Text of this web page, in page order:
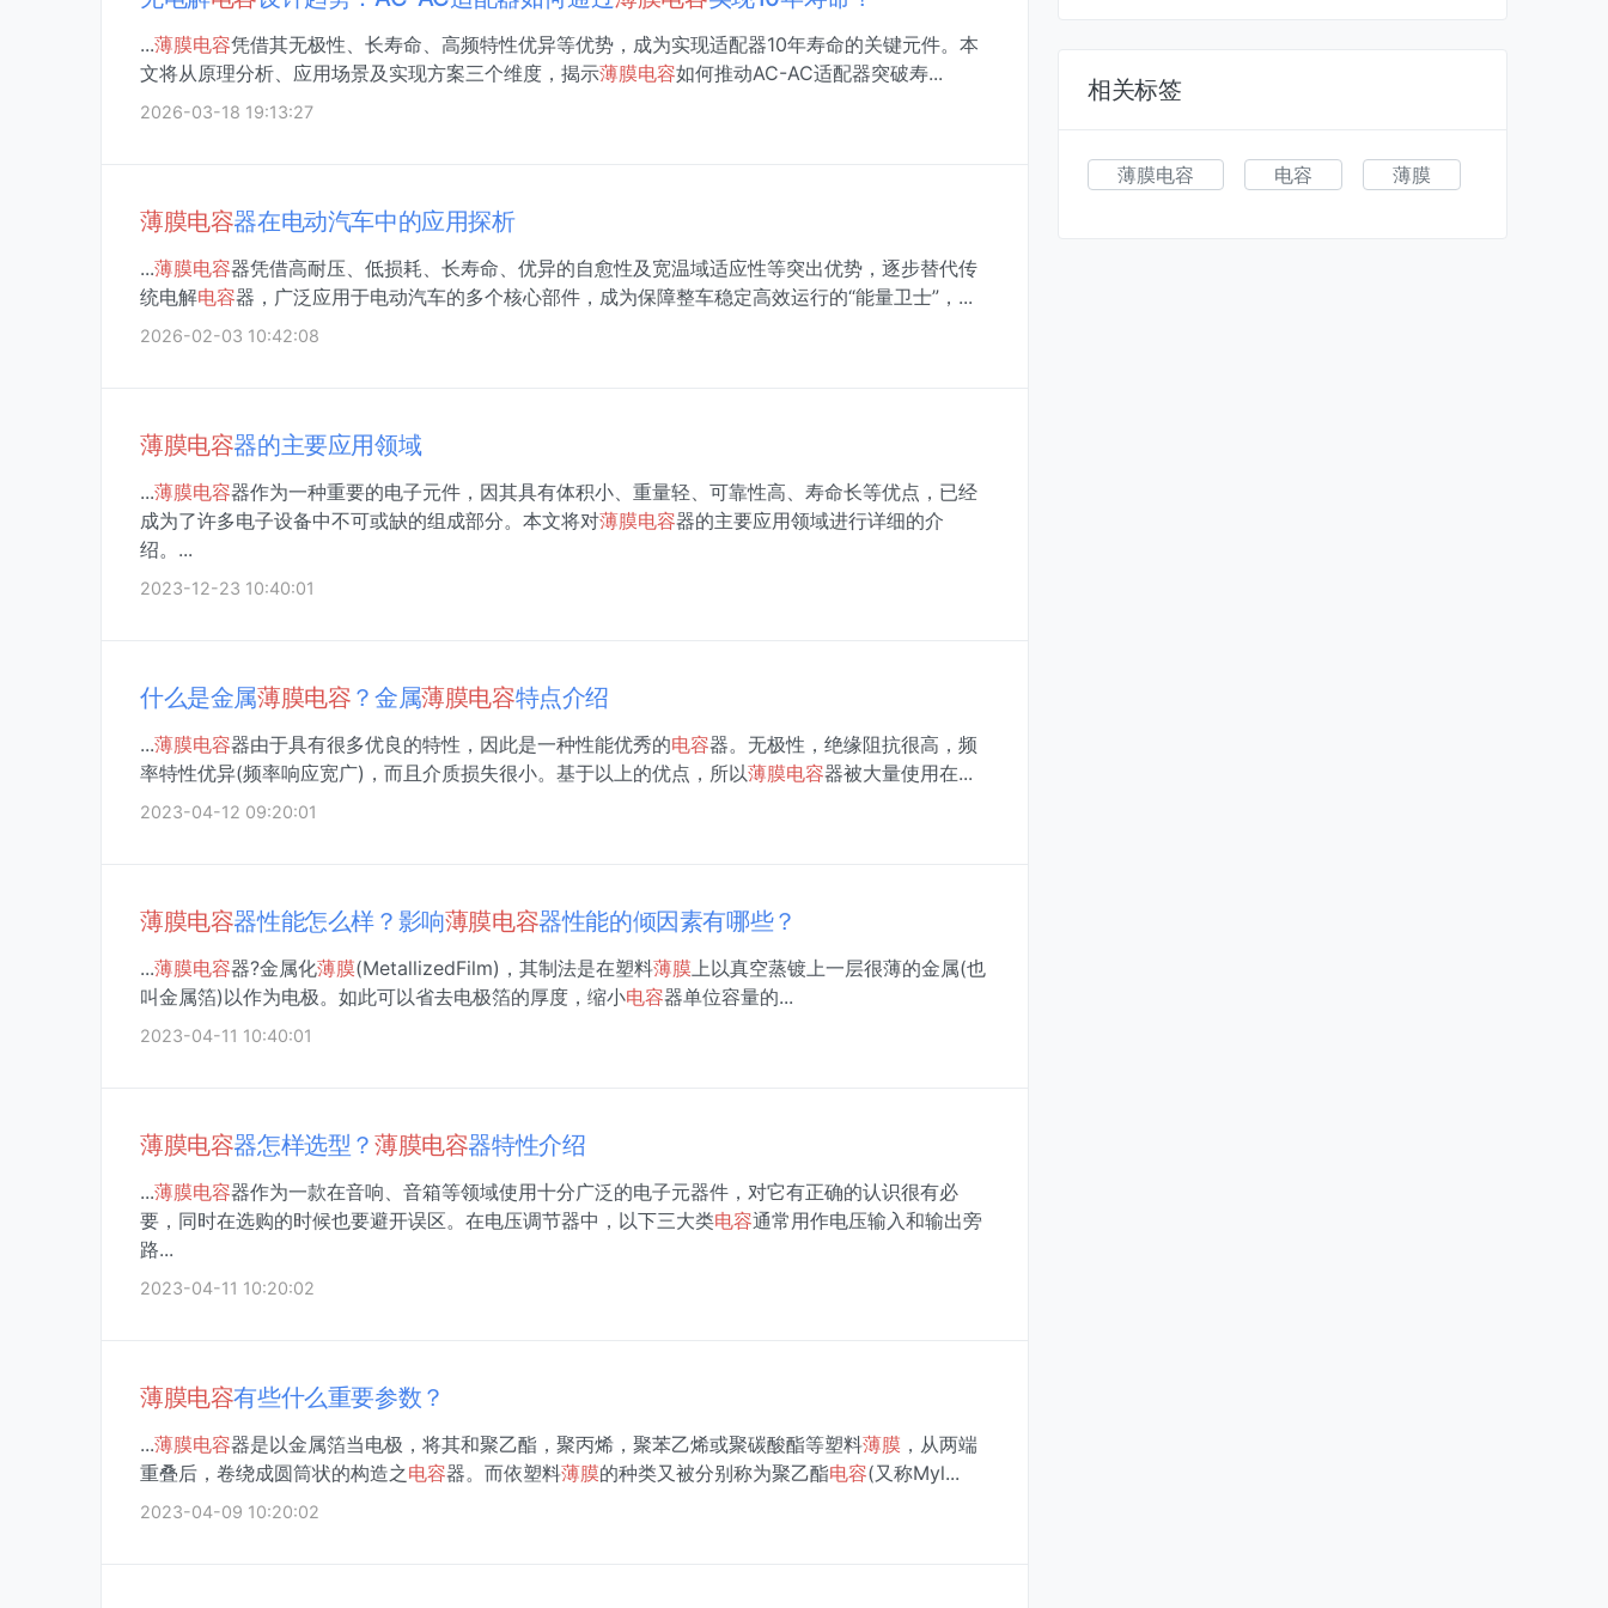
...薄膜电容凭借其无极性、长寿命、高频特性优异等优势，成为实现适配器10年寿命的关键元件。本
文将从原理分析、应用场景及实现方案三个维度，揭示薄膜电容如何推动AC-AC适配器突破寿...
2026-03-18 19:13:27
薄膜电容器在电动汽车中的应用探析
...薄膜电容器凭借高耐压、低损耗、长寿命、优异的自愈性及宽温域适应性等突出优势，逐步替代传
统电解电容器，广泛应用于电动汽车的多个核心部件，成为保障整车稳定高效运行的“能量卫士”，...
2026-02-03 10:42:08
薄膜电容器的主要应用领域
...薄膜电容器作为一种重要的电子元件，因其具有体积小、重量轻、可靠性高、寿命长等优点，已经
成为了许多电子设备中不可或缺的组成部分。本文将对薄膜电容器的主要应用领域进行详细的介
绍。...
2023-12-23 10:40:01
什么是金属薄膜电容 ？金属薄膜电容特点介绍
...薄膜电容器由于具有很多优良的特性，因此是一种性能优秀的电容器。无极性，绝缘阻抗很高，频
率特性优异(频率响应宽广)，而且介质损失很小。基于以上的优点，所以薄膜电容器被大量使用在...
2023-04-12 09:20:01
薄膜电容器性能怎么样？影响薄膜电容器性能的倾因素有哪些？
...薄膜电容器?金属化薄膜(MetallizedFilm)，其制法是在塑料薄膜上以真空蒸镀上一层很薄的金属(也
叫金属箔)以作为电极。如此可以省去电极箔的厚度，缩小电容器单位容量的...
2023-04-11 10:40:01
薄膜电容器怎样选型？薄膜电容器特性介绍
...薄膜电容器作为一款在音响、音箱等领域使用十分广泛的电子元器件，对它有正确的认识很有必
要，同时在选购的时候也要避开误区。在电压调节器中，以下三大类电容通常用作电压输入和输出旁
路...
2023-04-11 10:20:02
薄膜电容有些什么重要参数？
...薄膜电容器是以金属箔当电极，将其和聚乙酯，聚丙烯，聚苯乙烯或聚碳酸酯等塑料薄膜 ，从两端
重叠后，卷绕成圆筒状的构造之电容器。而依塑料薄膜的种类又被分别称为聚乙酯电容(又称Myl...
2023-04-09 10:20:02
相关标签
薄膜电容 电容 薄膜